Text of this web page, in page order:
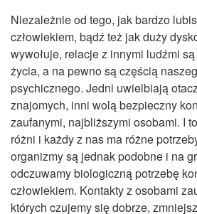
Niezależnie od tego, jak bardzo
człowiekiem, bądź też jak duży
wywołuje, relacje z innymi ludźmi
życia, a na pewno są częścią
psychicznego. Jedni uwielbiają
znajomych, inni wolą bezpieczny
zaufanymi, najbliższymi osobami. I
różni i każdy z nas ma różne
organizmy są jednak podobne i na
odczuwamy biologiczną potrzebę
człowiekiem. Kontakty z osobami
których czujemy się dobrze,